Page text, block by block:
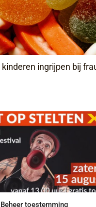
Beheer toestemming
ingrijpen bij